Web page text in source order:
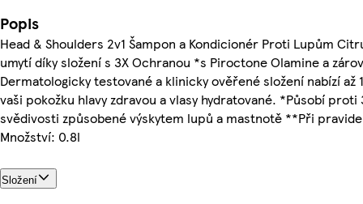
Popis
Head & Shoulders 2v1 Šampon a Kondicionér Proti Lupům
umytí díky složení s 3X Ochranou *s Piroctone Olamine a
Dermatologicky testované a klinicky ověřené složení nabízí
vaši pokožku hlavy zdravou a vlasy hydratované. *Působí
svědivosti způsobené výskytem lupů a mastnotě **Při
Množství: 0.8l
Složení